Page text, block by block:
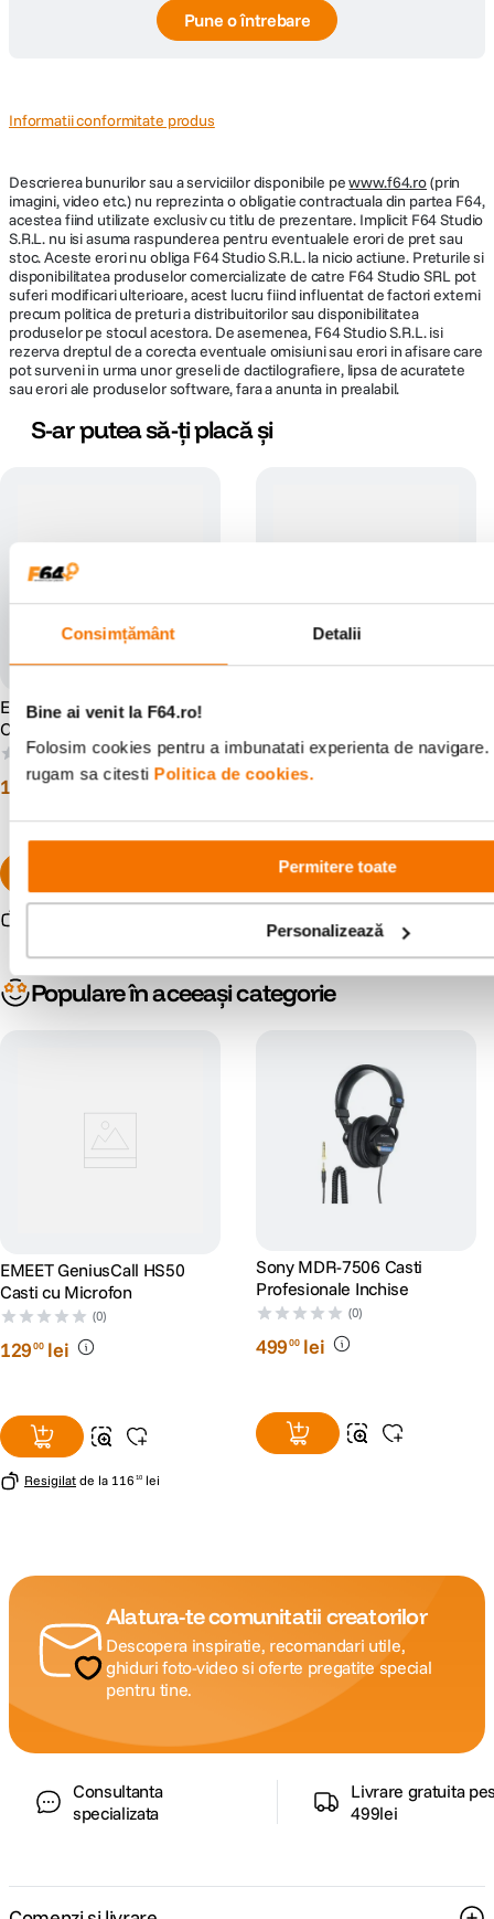
Consimțământ Detalii
Bine ai venit la F64.ro!
Folosim cookies pentru a imbunatati experienta de
rugam sa citesti Politica de cookies.
Permitere toate
Personalizează
Pune o întrebare
Informatii conformitate produs
Descrierea bunurilor sau a serviciilor disponibile pewww.f64.ro(prin
imagini, video etc.) nu reprezinta o obligatie contractuala din partea F64,
acestea fiind utilizate exclusiv cu titlu de prezentare. Implicit F64 Studio
S.R.L. nu isi asuma raspunderea pentru eventualele erori de pret sau
stoc. Aceste erori nu obliga F64 Studio S.R.L. la nicio actiune. Preturile si
disponibilitatea produselor comercializate de catre F64 Studio SRL pot
suferi modificari ulterioare, acest lucru fiind influentat de factori externi
precum politica de preturi a distribuitorilor sau disponibilitatea
produselor pe stocul acestora. De asemenea, F64 Studio S.R.L. isi
rezerva dreptul de a corecta eventuale omisiuni sau erori in afisare care
pot surveni in urma unor greseli de dactilografiere, lipsa de acuratete
sau erori ale produselor software, fara a anunta in prealabil.
S-ar putea să-ți placă și
EMEET GeniusCall HS50
Casti cu Microfon
(0)
12900 lei
(0)
1.29900
Populare în aceeași categorie
EMEET GeniusCall HS50
Casti cu Microfon
(0)
12900 lei
Resigilat de la 116 10 lei
Sony MDR-7506 Casti
Profesionale Inchise
(0)
49900 lei
Alatura-te comunitatii creatorilor
Descopera inspiratie, recomandari utile,
ghiduri foto-video si oferte pregatite special
pentru tine.
Consultanta
specializata
Livrare gratuita
499lei